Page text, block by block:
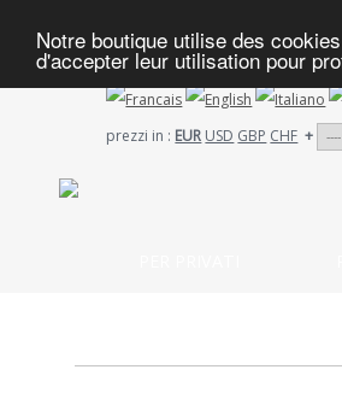
Notre boutique utilise des
d'accepter leur utilisation pour
prezzi in : EUR USD GBP CHF +